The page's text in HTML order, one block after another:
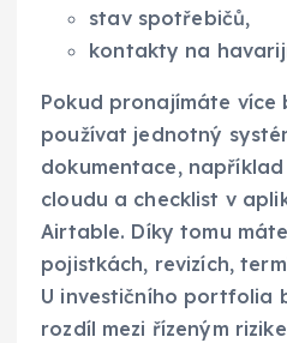
stav spotřebičů,
kontakty na
Pokud pronajímáte více
používat jednotný
dokumentace,
cloudu a checklist v
Airtable. Díky tomu
pojistkách, revizích,
U investičního portfolia
rozdíl mezi řízeným